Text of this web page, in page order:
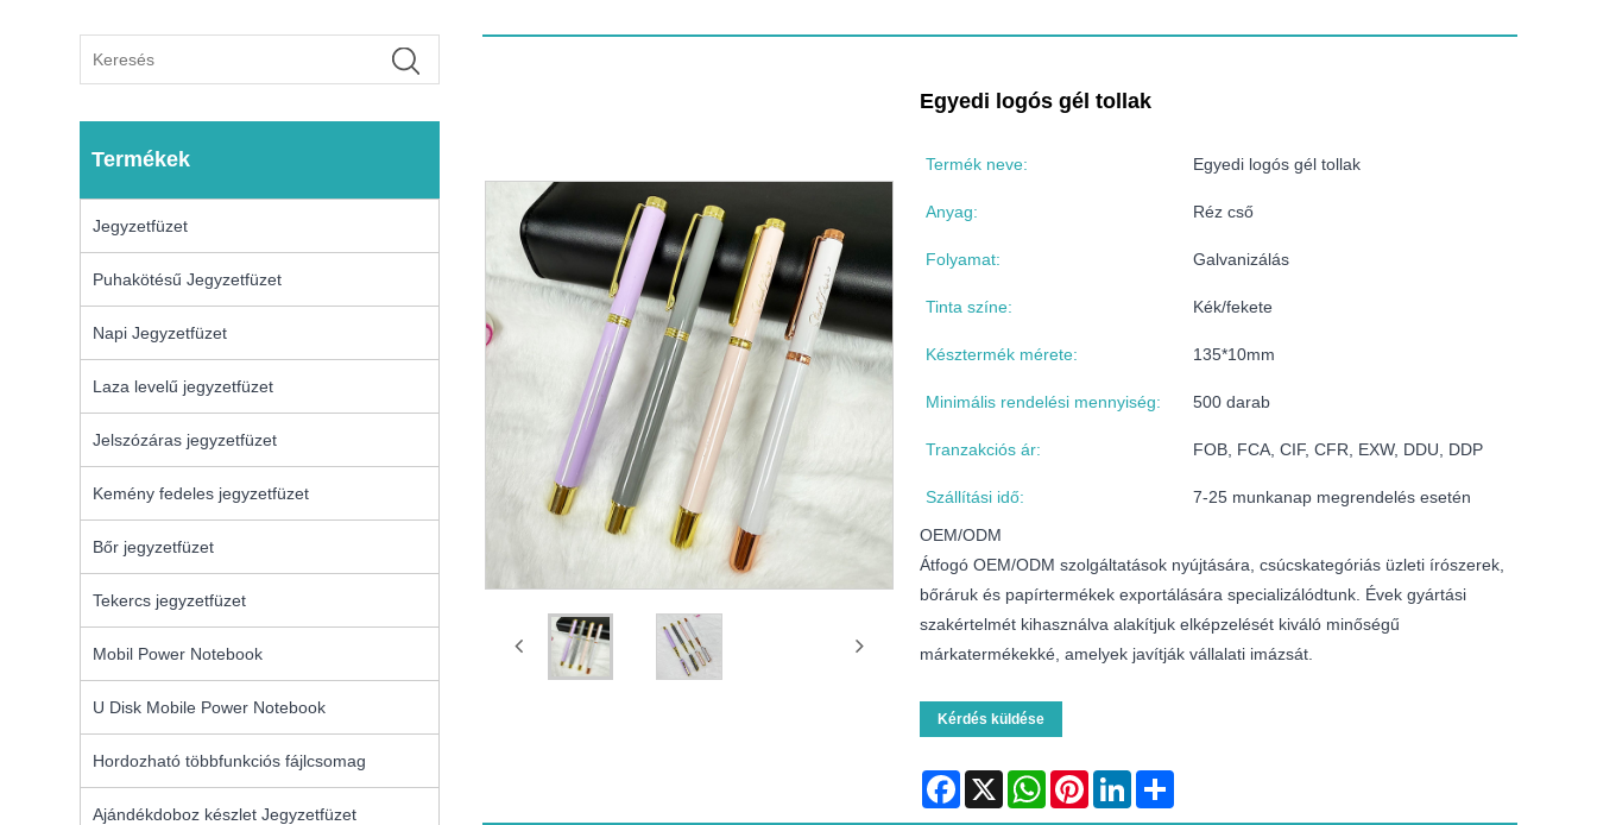
Termékek
Jegyzetfüzet
Puhakötésű Jegyzetfüzet
Napi Jegyzetfüzet
Laza levelű jegyzetfüzet
Jelszózáras jegyzetfüzet
Kemény fedeles jegyzetfüzet
Bőr jegyzetfüzet
Tekercs jegyzetfüzet
Mobil Power Notebook
U Disk Mobile Power Notebook
Hordozható többfunkciós fájlcsomag
Ajándékdoboz készlet Jegyzetfüzet
Egyedi logós gél tollak
Termék neve: Egyedi logós gél tollak
Anyag: Réz cső
Folyamat: Galvanizálás
Tinta színe: Kék/fekete
Késztermék mérete: 135*10mm
Minimális rendelési mennyiség: 500 darab
Tranzakciós ár: FOB, FCA, CIF, CFR, EXW, DDU, DDP
Szállítási idő:
7-25 munkanap megrendelés esetén
OEM/ODM
Átfogó OEM/ODM szolgáltatások nyújtására, csúcskategóriás üzleti írószerek,
bőráruk és papírtermékek exportálására specializálódtunk. Évek gyártási
szakértelmét kihasználva alakítjuk elképzelését kiváló minőségű
márkatermékekké, amelyek javítják vállalati imázsát.
Kérdés küldése
Facebook
X WhatsAppPinterestLinkedInShare